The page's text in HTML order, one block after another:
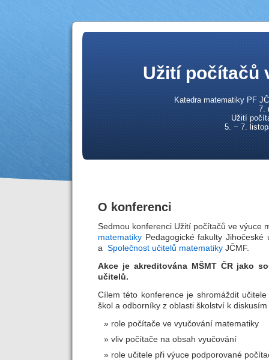
Užití počítačů
Katedra matematiky PF
7.
Užití
5. − 7.
O konferenci
Sedmou konferenci Užití počítačů ve výuce
matematiky Pedagogické fakulty
a Společnost učitelů matematiky JČMF.
Akce je akreditována MŠMT ČR jako
učitelů.
Cílem této konference je shromáždit
škol a odborníky z oblasti školství k
role počítače ve vyučování matematiky
vliv počítače na obsah vyučování
role učitele při výuce podporované